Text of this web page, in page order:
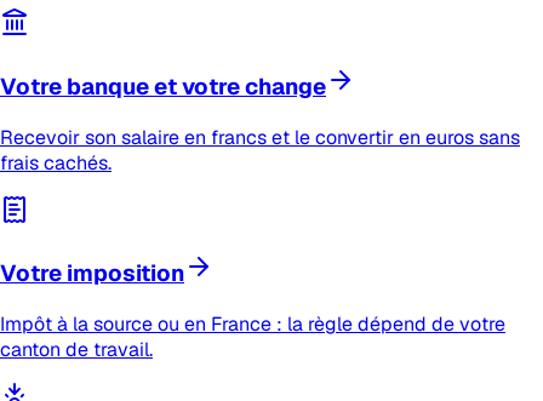
Votre banque et votre change
Recevoir son salaire en francs et le convertir en euros sans
frais cachés.
Votre imposition
Impôt à la source ou en France : la règle dépend de votre
canton de travail.